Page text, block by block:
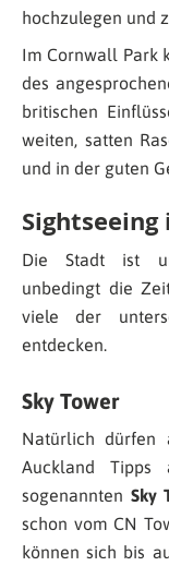
hochzulegen und
Im Cornwall Park
des
britischen
weiten, satten
und in der guten
Die Stadt ist
unbedingt die
viele der
entdecken.
Sky Tower
Natürlich dürfen
Auckland
sogenannten Sky
schon vom CN
können sich bis